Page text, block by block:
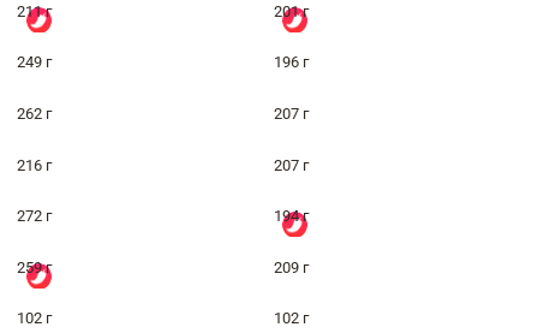
211 г 201 г
249 г 196 г
262 г 207 г
216 г 207 г
272 г 194 г
259 г 209 г
102 г 102 г